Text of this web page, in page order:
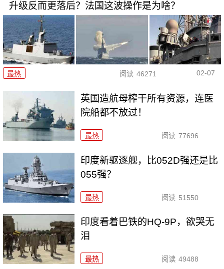
升级反而更落后？法国这波操作是为啥？
最热 阅读 46271 02-07
英国造航母榨干所有资源，连医
院船都不放过！
最热 阅读 77696
印度新驱逐舰，比052D强还是比
055强？
最热 阅读 51550
印度看着巴铁的HQ-9P，欲哭无
泪
最热 阅读 49488